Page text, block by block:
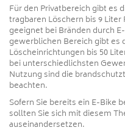
Für den Privatbereich gibt es
tragbaren Löschern bis 9
geeignet bei Bränden durch
gewerblichen Bereich gibt es
Löscheinrichtungen bis 50
bei unterschiedlichsten
Nutzung sind die
beachten.
Sofern Sie bereits ein E-Bike
sollten Sie sich mit diesem
auseinandersetzen.